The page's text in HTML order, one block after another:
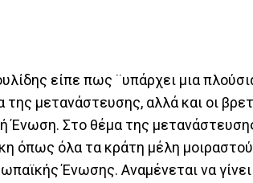
είπε πως ¨υπάρχει μια
μετανάστευσης, αλλά και οι
Ένωση. Στο θέμα της
όπως όλα τα κράτη μέλη
Ένωσης. Αναμένεται να γίνει